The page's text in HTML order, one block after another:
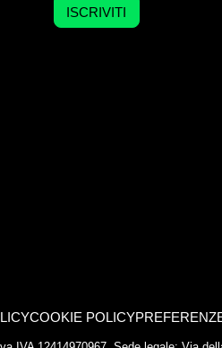
ISCRIVITI
COOKIE POLICY